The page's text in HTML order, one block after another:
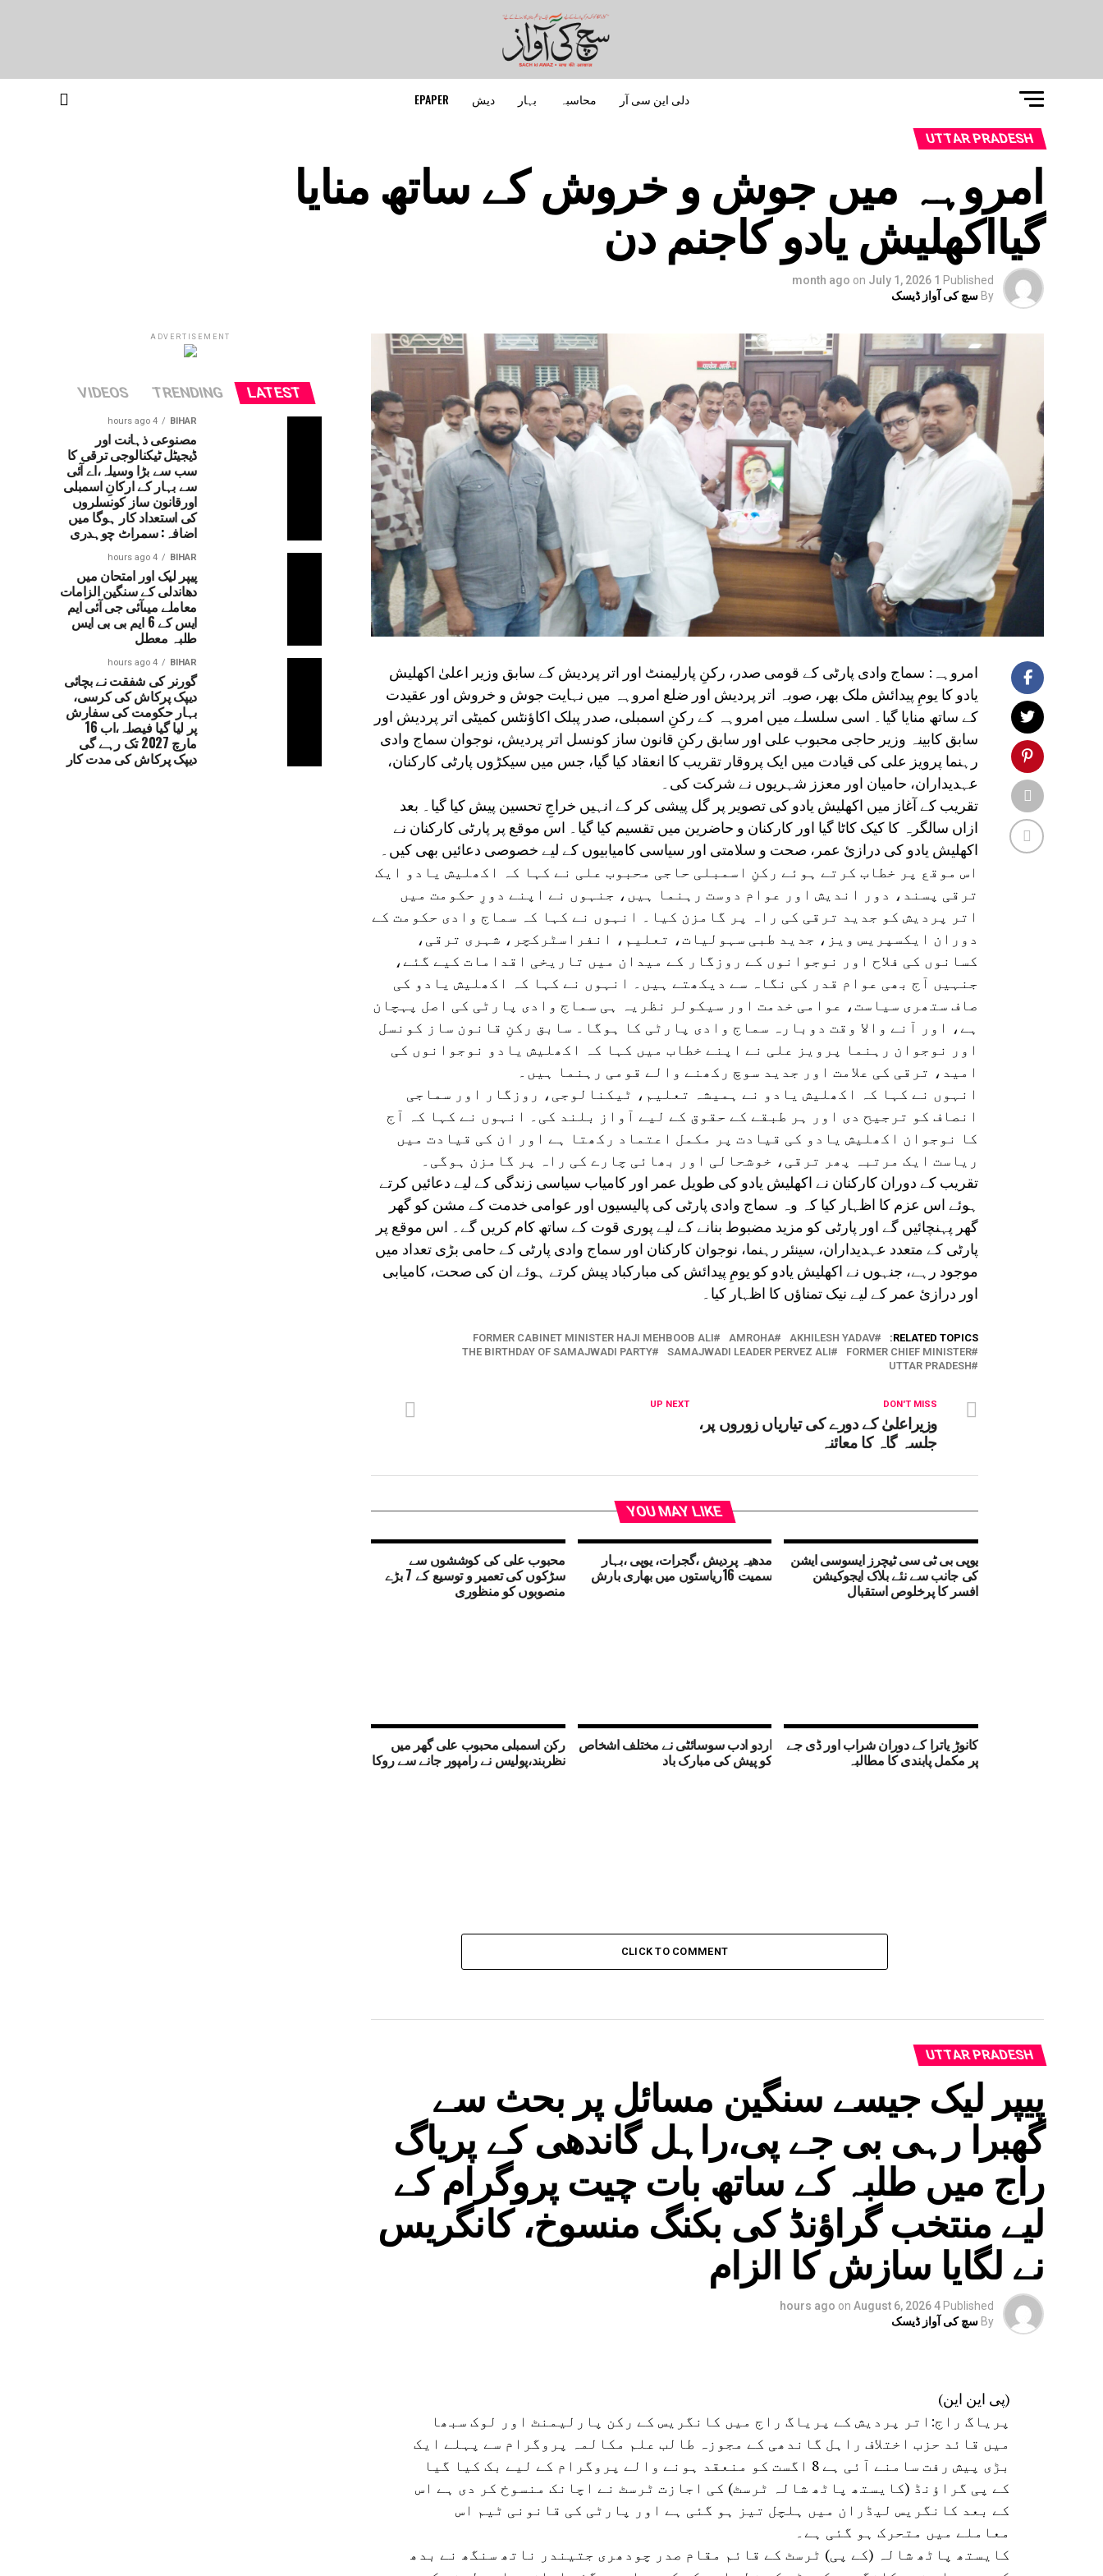
دلی این سی آر محاسبہ بہار دیش EPAPER
UTTAR PRADESH
امروہہ میں جوش و خروش کے ساتھ منایا
گیااکھلیش یادو کاجنم دن
Published
1 month ago
on July 1, 2026
By سچ کی آواز ڈیسک
امروہہ: سماج وادی پارٹی کے قومی صدر، رکنِ پارلیمنٹ اور اتر پردیش کے سابق وزیر اعلیٰ اکھلیش
یادو کا یومِ پیدائش ملک بھر، صوبہ اتر پردیش اور ضلع امروہہ میں نہایت جوش و خروش اور عقیدت
کے ساتھ منایا گیا۔ اسی سلسلے میں امروہہ کے رکنِ اسمبلی، صدر پبلک اکاؤنٹس کمیٹی اتر پردیش اور
سابق کابینہ وزیر حاجی محبوب علی اور سابق رکنِ قانون ساز کونسل اتر پردیش، نوجوان سماج وادی
رہنما پرویز علی کی قیادت میں ایک پروقار تقریب کا انعقاد کیا گیا، جس میں سیکڑوں پارٹی کارکنان،
عہدیداران، حامیان اور معزز شہریوں نے شرکت کی۔
تقریب کے آغاز میں اکھلیش یادو کی تصویر پر گل پیشی کر کے انہیں خراجِ تحسین پیش کیا گیا۔ بعد
ازاں سالگرہ کا کیک کاٹا گیا اور کارکنان و حاضرین میں تقسیم کیا گیا۔ اس موقع پر پارٹی کارکنان نے
اکھلیش یادو کی درازیٔ عمر، صحت و سلامتی اور سیاسی کامیابیوں کے لیے خصوصی دعائیں بھی کیں۔
اس موقع پر خطاب کرتے ہوئے رکنِ اسمبلی حاجی محبوب علی نے کہا کہ اکھلیش یادو ایک
ترقی پسند، دور اندیش اور عوام دوست رہنما ہیں، جنہوں نے اپنے دورِ حکومت میں
اتر پردیش کو جدید ترقی کی راہ پر گامزن کیا۔ انہوں نے کہا کہ سماج وادی حکومت کے
دوران ایکسپریس ویز، جدید طبی سہولیات، تعلیم، انفراسٹرکچر، شہری ترقی،
کسانوں کی فلاح اور نوجوانوں کے روزگار کے میدان میں تاریخی اقدامات کیے گئے،
جنہیں آج بھی عوام قدر کی نگاہ سے دیکھتے ہیں۔ انہوں نے کہا کہ اکھلیش یادو کی
صاف ستھری سیاست، عوامی خدمت اور سیکولر نظریہ ہی سماج وادی پارٹی کی اصل پہچان
ہے، اور آنے والا وقت دوبارہ سماج وادی پارٹی کا ہوگا۔ سابق رکنِ قانون ساز کونسل
اور نوجوان رہنما پرویز علی نے اپنے خطاب میں کہا کہ اکھلیش یادو نوجوانوں کی
امید، ترقی کی علامت اور جدید سوچ رکھنے والے قومی رہنما ہیں۔
انہوں نے کہا کہ اکھلیش یادو نے ہمیشہ تعلیم، ٹیکنالوجی، روزگار اور سماجی
انصاف کو ترجیح دی اور ہر طبقے کے حقوق کے لیے آواز بلند کی۔ انہوں نے کہا کہ آج
کا نوجوان اکھلیش یادو کی قیادت پر مکمل اعتماد رکھتا ہے اور ان کی قیادت میں
ریاست ایک مرتبہ پھر ترقی، خوشحالی اور بھائی چارے کی راہ پر گامزن ہوگی۔
تقریب کے دوران کارکنان نے اکھلیش یادو کی طویل عمر اور کامیاب سیاسی زندگی کے لیے دعائیں کرتے
ہوئے اس عزم کا اظہار کیا کہ وہ سماج وادی پارٹی کی پالیسیوں اور عوامی خدمت کے مشن کو گھر
گھر پہنچائیں گے اور پارٹی کو مزید مضبوط بنانے کے لیے پوری قوت کے ساتھ کام کریں گے۔ اس موقع پر
پارٹی کے متعدد عہدیداران، سینئر رہنما، نوجوان کارکنان اور سماج وادی پارٹی کے حامی بڑی تعداد میں
موجود رہے، جنہوں نے اکھلیش یادو کو یومِ پیدائش کی مبارکباد پیش کرتے ہوئے ان کی صحت، کامیابی
اور درازیٔ عمر کے لیے نیک تمناؤں کا اظہار کیا۔
RELATED TOPICS:
AKHILESH YADAV
AMROHA
FORMER CABINET MINISTER HAJI MEHBOOB ALI
FORMER CHIEF MINISTER
SAMAJWADI LEADER PERVEZ ALI
THE BIRTHDAY OF SAMAJWADI PARTY
UTTAR PRADESH
UP NEXT DON'T MISS
وزیراعلیٰ کے دورے کی تیاریاں زوروں پر،
جلسہ گاہ کا معائنہ
YOU MAY LIKE
یوپی بی ٹی سی ٹیچرز ایسوسی ایشن
کی جانب سے نئے بلاک ایجوکیشن
افسر کا پرخلوص استقبال
مدھیہ پردیش ،گجرات، یوپی ،بہار
سمیت 16ریاستوں میں بھاری بارش
محبوب علی کی کوششوں سے
سڑکوں کی تعمیر و توسیع کے 7 بڑے
منصوبوں کو منظوری
کانوڑ یاترا کے دوران شراب اور ڈی جے
پر مکمل پابندی کا مطالبہ
اردو ادب سوسائٹی نے مختلف اشخاص
کو پیش کی مبارک باد
رکن اسمبلی محبوب علی گھر میں
نظربند،پولیس نے رامپور جانے سے روکا
CLICK TO COMMENT
UTTAR PRADESH
پیپر لیک جیسے سنگین مسائل پر بحث سے
گھبرا رہی بی جے پی،راہل گاندھی کے پریاگ
راج میں طلبہ کے ساتھ بات چیت پروگرام کے
لیے منتخب گراؤنڈ کی بکنگ منسوخ، کانگریس
نے لگایا سازش کا الزام
Published
4 hours ago
on August 6, 2026
By سچ کی آواز ڈیسک
(پی این این)
پریاگ راج:اتر پردیش کے پریاگ راج میں کانگریس کے رکن پارلیمنٹ اور لوک سبھا
میں قائد حزب اختلاف راہل گاندھی کے مجوزہ طالب علم مکالمہ پروگرام سے پہلے ایک
بڑی پیش رفت سامنے آئی ہے 8 اگست کو منعقد ہونے والے پروگرام کے لیے بک کیا گیا
کے پی گراؤنڈ (کایستھ پاٹھ شالہ ٹرسٹ) کی اجازت ٹرسٹ نے اچانک منسوخ کر دی ہے اس
کے بعد کانگریس لیڈران میں ہلچل تیز ہو گئی ہے اور پارٹی کی قانونی ٹیم اس
معاملے میں متحرک ہو گئی ہے۔
کایستھ پاٹھ شالہ (کے پی) ٹرسٹ کے قائم مقام صدر چودھری جتیندر ناتھ سنگھ نے بدھ
ADVERTISEMENT
LATEST
TRENDING
VIDEOS
BIHAR
4 hours ago
مصنوعی ذہانت اور
ڈیجیٹل ٹیکنالوجی ترقی کا
سب سے بڑا وسیلہ،اے آئی
سے بہار کے ارکانِ اسمبلی
اورقانون ساز کونسلروں
کی استعداد کار ہوگا میں
اضافہ: سمراٹ چوہدری
BIHAR
4 hours ago
پیپر لیک اور امتحان میں
دھاندلی کے سنگین الزامات
معاملے میںآئی جی آئی ایم
ایس کے 6 ایم بی بی ایس
طلبہ معطل
BIHAR
4 hours ago
گورنر کی شفقت نے بچائی
دیپک پرکاش کی کرسی،
بہار حکومت کی سفارش
پر لیا گیا فیصلہ،اب 16
مارچ 2027 تک رہے گی
دیپک پرکاش کی مدت کار